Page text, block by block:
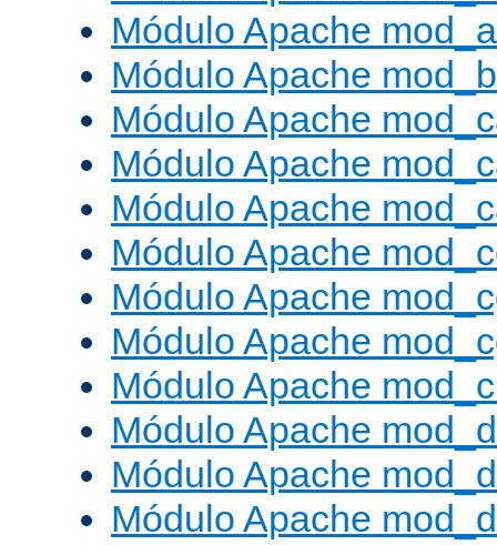
Módulo Apache
Módulo Apache
Módulo Apache
Módulo Apache
Módulo Apache
Módulo Apache
Módulo Apache
Módulo Apache
Módulo Apache
Módulo Apache
Módulo Apache
Módulo Apache